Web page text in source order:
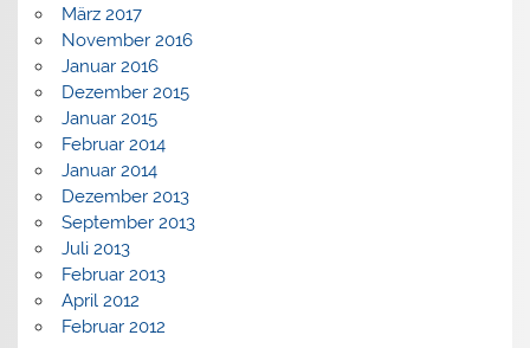
März 2017
November 2016
Januar 2016
Dezember 2015
Januar 2015
Februar 2014
Januar 2014
Dezember 2013
September 2013
Juli 2013
Februar 2013
April 2012
Februar 2012